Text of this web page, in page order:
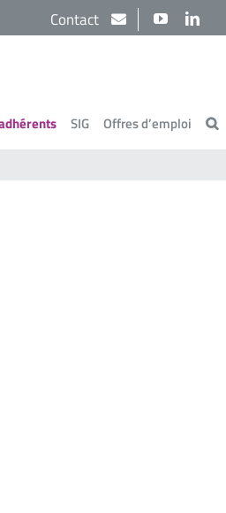
YouTube
Contact
SIG Offres d’emploi